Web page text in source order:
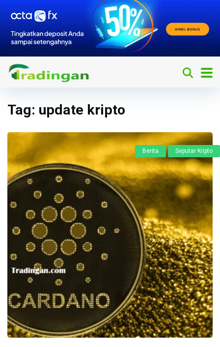
Tag: update kripto
Berita Seputar Kripto